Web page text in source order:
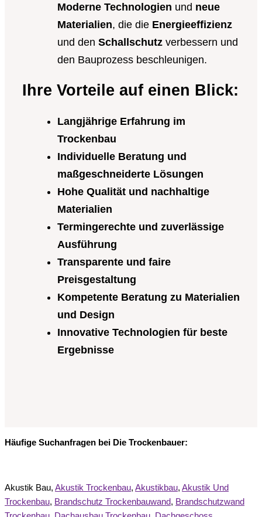
Moderne Technologien und neue
Materialien, die die Energieeffizienz
und den Schallschutz verbessern und
den Bauprozess beschleunigen.
Ihre Vorteile auf einen Blick:
Langjährige Erfahrung im
Trockenbau
Individuelle Beratung und
maßgeschneiderte Lösungen
Hohe Qualität und nachhaltige
Materialien
Termingerechte und zuverlässige
Ausführung
Transparente und faire
Preisgestaltung
Kompetente Beratung zu Materialien
und Design
Innovative Technologien für beste
Ergebnisse
Häufige Suchanfragen bei Die Trockenbauer:
Akustik Bau, Akustik Trockenbau, Akustikbau, Akustik Und
Trockenbau, Brandschutz Trockenbauwand, Brandschutzwand